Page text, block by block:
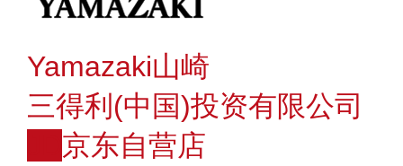
Yamazaki山崎
三得利(中国)投资有限公司
京东自营店